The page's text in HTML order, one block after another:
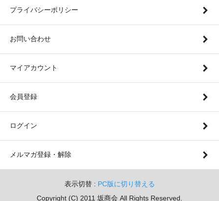
プライバシーポリシー
お問い合わせ
マイアカウント
会員登録
ログイン
メルマガ登録・解除
表示切替 : PC版に切り替える
Copyright (C) 2011 坂商会 All Rights Reserved.